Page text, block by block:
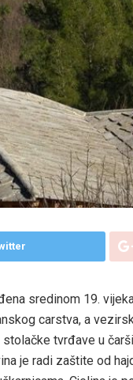
sredinom 19.
carstva, a
tvrđave u
je radi zaštite od